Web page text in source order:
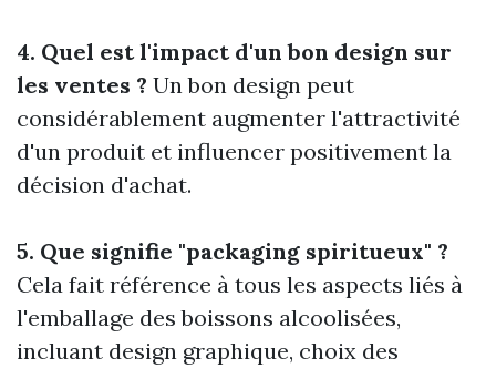
4. Quel est l'impact d'un bon design sur
les ventes ? Un bon design peut
considérablement augmenter l'attractivité
d'un produit et influencer positivement la
décision d'achat.
5. Que signifie "packaging spiritueux" ?
Cela fait référence à tous les aspects liés à
l'emballage des boissons alcoolisées,
incluant design graphique, choix des